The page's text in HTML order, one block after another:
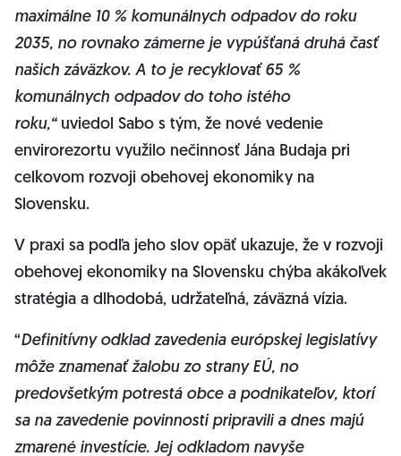
maximálne 10 % komunálnych odpadov do roku
2035, no rovnako zámerne je vypúšťaná druhá časť
našich záväzkov. A to je recyklovať 65 %
komunálnych odpadov do toho istého
roku,“ uviedol Sabo s tým, že nové vedenie
envirorezortu využilo nečinnosť Jána Budaja pri
celkovom rozvoji obehovej ekonomiky na
Slovensku.
V praxi sa podľa jeho slov opäť ukazuje, že v rozvoji
obehovej ekonomiky na Slovensku chýba akákoľvek
stratégia a dlhodobá, udržateľná, záväzná vízia.
“Definitívny odklad zavedenia európskej legislatívy
môže znamenať žalobu zo strany EÚ, no
predovšetkým potrestá obce a podnikateľov, ktorí
sa na zavedenie povinnosti pripravili a dnes majú
zmarené investície. Jej odkladom navyše